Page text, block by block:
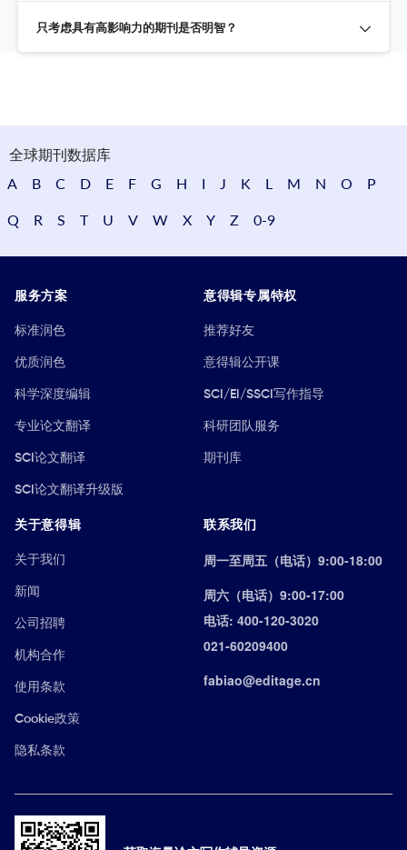
只考虑具有高影响力的期刊是否明智？
全球期刊数据库
A
B C D E F G H I J K L M N O P
Q R S T U V W X Y Z 0-9